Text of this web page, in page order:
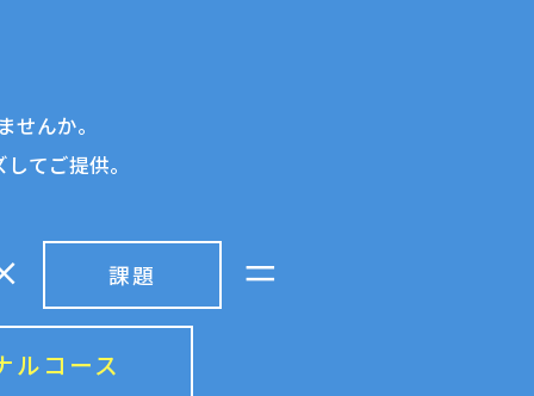
んか。
てご提供。
課題
ルコース